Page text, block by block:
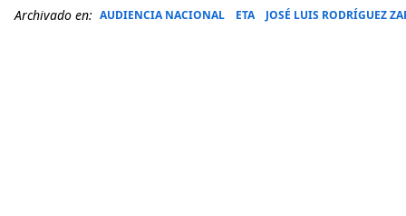
Archivado en: AUDIENCIA NACIONAL ETA JOSÉ LUIS RODRÍGUEZ